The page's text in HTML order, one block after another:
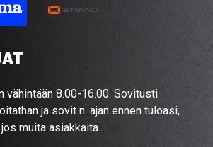
vähintään 8.00-16.00. Sovitusti
ja sovit n. ajan ennen tuloasi,
muita asiakkaita.